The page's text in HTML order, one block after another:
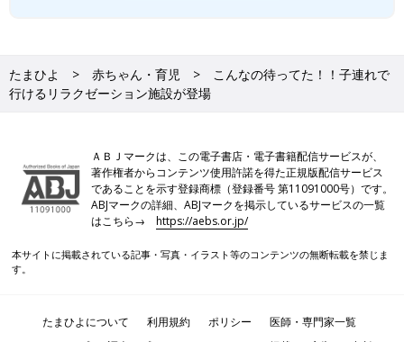
たまひよ 赤ちゃん・育児
こんなの待ってた！！子連れで
行けるリラクゼーション施設が登場
ＡＢＪマークは、この電子書店・電子書籍配信サービスが、
著作権者からコンテンツ使用許諾を得た正規版配信サービス
であることを示す登録商標（登録番号 第11091000号）です。
ABJマークの詳細、ABJマークを掲示しているサービスの一覧
はこちら→https://aebs.or.jp/
本サイトに掲載されている記事・写真・イラスト等のコンテンツの無断転載を禁じま
す。
たまひよについて 利用規約 ポリシー
医師・専門家一覧